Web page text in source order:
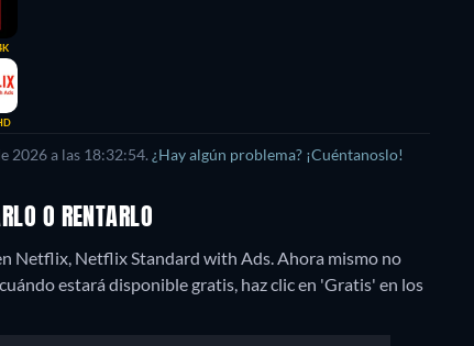
2026 a las 18:32:54. ¿Hay algún problema? ¡Cuéntanoslo!
O RENTARLO
Netflix, Netflix Standard with Ads.Ahora mismo no
estará disponible gratis, haz clic en 'Gratis' en los